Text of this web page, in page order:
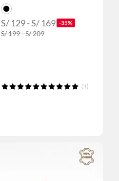
S/ 129 - S/ 169 -35%
S/ 199 - S/ 209
(1)